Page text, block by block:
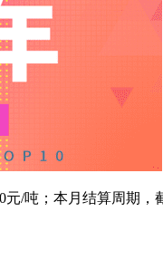
/吨；本月结算周期